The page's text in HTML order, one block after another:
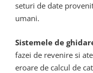
seturi de date
umani.
Sistemele de
fazei de revenire si
eroare de calcul de